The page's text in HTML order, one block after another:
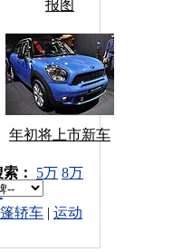
报图
年初将上市新车
：： 5万 8万
轿车 | 运动